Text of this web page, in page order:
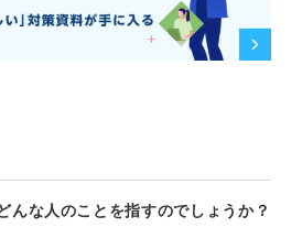
んな人のことを指すのでしょうか？